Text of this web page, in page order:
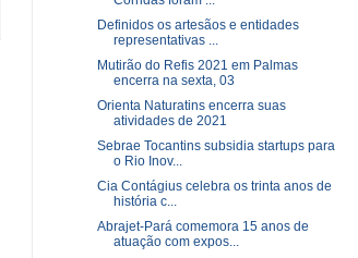
Definidos os artesãos e entidades
representativas ...
Mutirão do Refis 2021 em Palmas
encerra na sexta, 03
Orienta Naturatins encerra suas
atividades de 2021
Sebrae Tocantins subsidia startups para
o Rio Inov...
Cia Contágius celebra os trinta anos de
história c...
Abrajet-Pará comemora 15 anos de
atuação com expos...